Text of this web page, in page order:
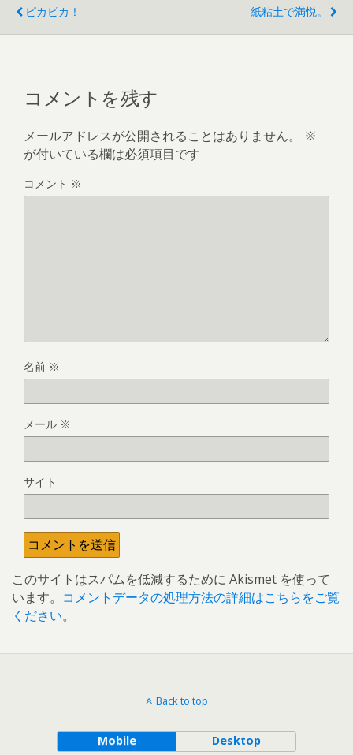
ピカピカ！
紙粘土で満悦。
コメントを残す
メールアドレスが公開されることはありません。
※
が付いている欄は必須項目です
コメント ※
名前 ※
メール ※
サイト
このサイトはスパムを低減するために Akismet を使って
います。 コメントデータの処理方法の詳細はこちらをご覧
ください。
Back to top
Mobile Desktop